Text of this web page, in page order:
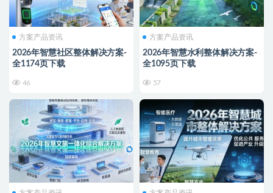
方案产品资讯
2026年智慧社区整体解决方案-
全1174页下载
46
方案产品资讯
2026年智慧水利整体解决方案-
全1095页下载
57